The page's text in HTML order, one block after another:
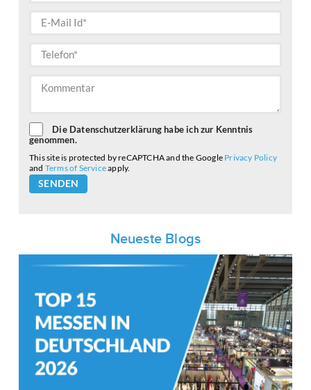
Die Datenschutzerklärung habe ich zur Kenntnis
genommen.
This site is protected by reCAPTCHA and the Google Privacy Policy
and Terms of Serviceapply.
Please
leave
Neueste Blogs